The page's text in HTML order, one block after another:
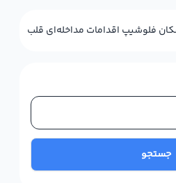
فلوشیپ اقدامات مداخله‌ای قلب و عروق
جستجو